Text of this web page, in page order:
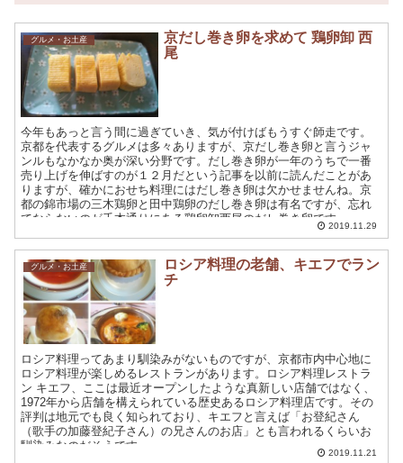
グルメ・お土産
京だし巻き卵を求めて 鶏卵卸 西
尾
今年もあっと言う間に過ぎていき、気が付けばもうすぐ師走です。
京都を代表するグルメは多々ありますが、京だし巻き卵と言うジャ
ンルもなかなか奥が深い分野です。だし巻き卵が一年のうちで一番
売り上げを伸ばすのが１２月だという記事を以前に読んだことがあ
りますが、確かにおせち料理にはだし巻き卵は欠かせませんね。京
都の錦市場の三木鶏卵と田中鶏卵のだし巻き卵は有名ですが、忘れ
てならないのが千本通りにある鶏卵卸西尾のだし巻き卵です。
2019.11.29
グルメ・お土産
ロシア料理の老舗、キエフでラン
チ
ロシア料理ってあまり馴染みがないものですが、京都市内中心地に
ロシア料理が楽しめるレストランがあります。ロシア料理レストラ
ン キエフ、ここは最近オープンしたような真新しい店舗ではなく、
1972年から店舗を構えられている歴史あるロシア料理店です。その
評判は地元でも良く知られており、キエフと言えば「お登紀さん
（歌手の加藤登紀子さん）の兄さんのお店」とも言われるくらいお
馴染みなのだそうです。
2019.11.21